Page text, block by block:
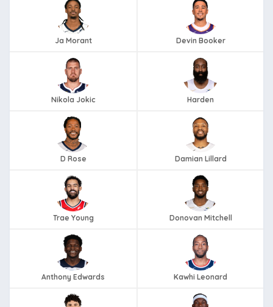
Ja Morant Devin Booker
Nikola Jokic Harden
D Rose Damian Lillard
Trae Young Donovan Mitchell
Anthony Edwards Kawhi Leonard